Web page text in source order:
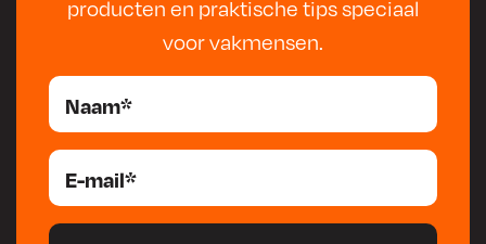
producten en praktische tips speciaal
voor vakmensen.